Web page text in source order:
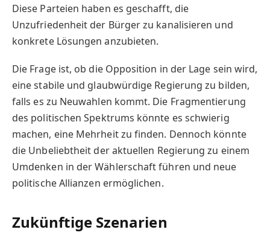
Diese Parteien haben es geschafft, die
Unzufriedenheit der Bürger zu kanalisieren und
konkrete Lösungen anzubieten.
Die Frage ist, ob die Opposition in der Lage sein wird,
eine stabile und glaubwürdige Regierung zu bilden,
falls es zu Neuwahlen kommt. Die Fragmentierung
des politischen Spektrums könnte es schwierig
machen, eine Mehrheit zu finden. Dennoch könnte
die Unbeliebtheit der aktuellen Regierung zu einem
Umdenken in der Wählerschaft führen und neue
politische Allianzen ermöglichen.
Zukünftige Szenarien